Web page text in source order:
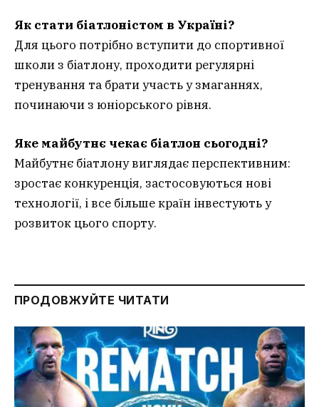
Як стати біатлоністом в Україні?
Для цього потрібно вступити до спортивної
школи з біатлону, проходити регулярні
тренування та брати участь у змаганнях,
починаючи з юніорського рівня.
Яке майбутнє чекає біатлон сьогодні?
Майбутнє біатлону виглядає перспективним:
зростає конкуренція, застосовуються нові
технології, і все більше країн інвестують у
розвиток цього спорту.
ПРОДОВЖУЙТЕ ЧИТАТИ